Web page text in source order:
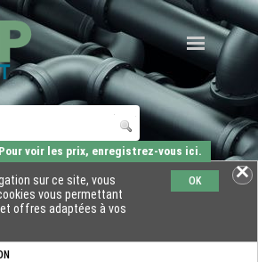
sur ce site, vous
vous permettant
offres adaptées à vos
OK
Pour voir les prix, enregistrez-vous ici.